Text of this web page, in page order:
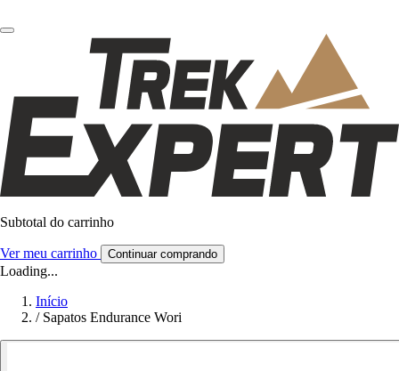
Subtotal do carrinho
Ver meu carrinho Continuar comprando
Loading...
Início
/ Sapatos Endurance Wori